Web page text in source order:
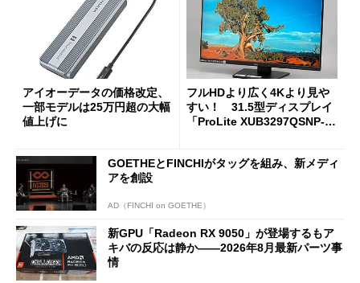
アイオーデータの価格改定、
一部モデルは25万円超の大幅
値上げに
フルHDより広く4Kより見や
すい！ 31.5型ディスプレイ
「ProLite XUB3297QSNP-B
GOETHEとFINCHIがタッグを組み、新メディ
アを創設
AD（FINCHI on GOETHE）
新GPU「Radeon RX 9050」が登場するもア
キバの反応は静か――2026年8月最新パーツ事
情